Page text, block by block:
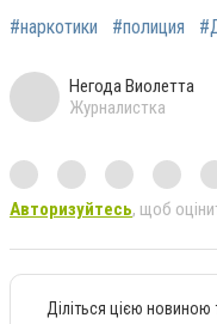
#наркотики #полиция
Негода Виолетта
Журналистка
Авторизуйтесь, щоб
Діліться цією новиною